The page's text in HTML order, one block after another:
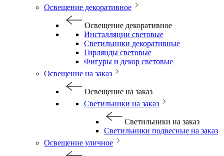
Освещение декоративное
Освещение декоративное
Инсталляции световые
Светильники декоративные
Гирлянды световые
Фигуры и декор световые
Освещение на заказ
Освещение на заказ
Светильники на заказ
Светильники на заказ
Светильники подвесные на заказ
Освещение уличное